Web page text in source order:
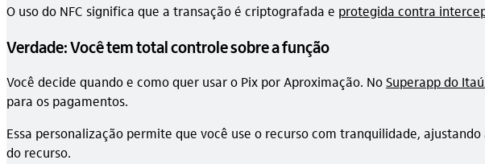
O uso do NFC significa que a transação é criptografada e protegida contra
Verdade: Você tem total controle sobre a função
Você decide quando e como quer usar o Pix por Aproximação. NoSuperapp do Itaú
para os pagamentos.
Essa personalização permite que você use o recurso com tranquilidade,
do recurso.